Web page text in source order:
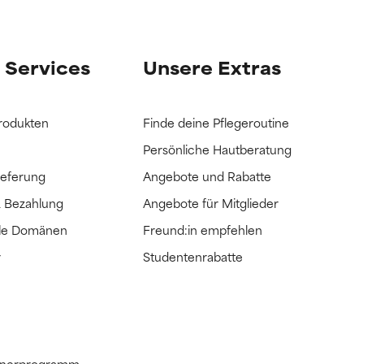
Services
Bezahlung
Domänen
Unsere Extras
Finde deine Pflegeroutine
Persönliche Hautberatung
Angebote und Rabatte
Angebote für Mitglieder
Freund:in empfehlen
Studentenrabatte